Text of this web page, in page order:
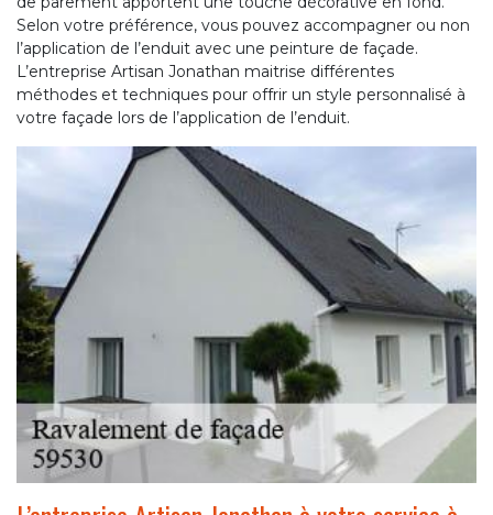
Selon votre préférence, vous pouvez accompagner ou non
l’application de l’enduit avec une peinture de façade.
L’entreprise Artisan Jonathan maitrise différentes
méthodes et techniques pour offrir un style personnalisé à
votre façade lors de l’application de l’enduit.